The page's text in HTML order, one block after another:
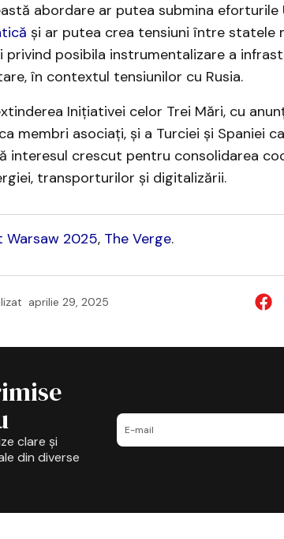
abordare ar putea submina eforturile
și ar putea crea tensiuni între statele
privind posibila instrumentalizare a
în contextul tensiunilor cu Rusia.
Inițiativei celor Trei Mări, cu
membri asociați, și a Turciei și Spaniei
interesul crescut pentru consolidarea
transporturilor și digitalizării.
Warsaw 2025, ​ The Verge.
aprilie 29, 2025
clare și
din diverse